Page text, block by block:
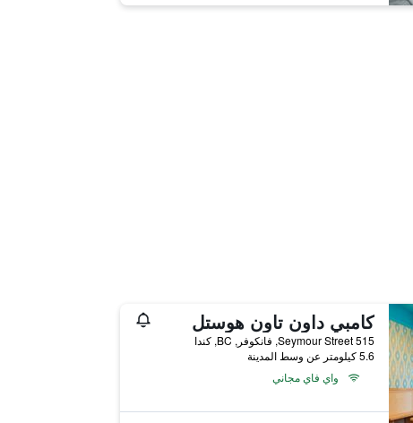
كامبي داون تاون هوستل
515 Seymour Street, فانكوفر, BC, كندا
5.6 كيلومتر عن وسط المدينة
واي فاي مجاني